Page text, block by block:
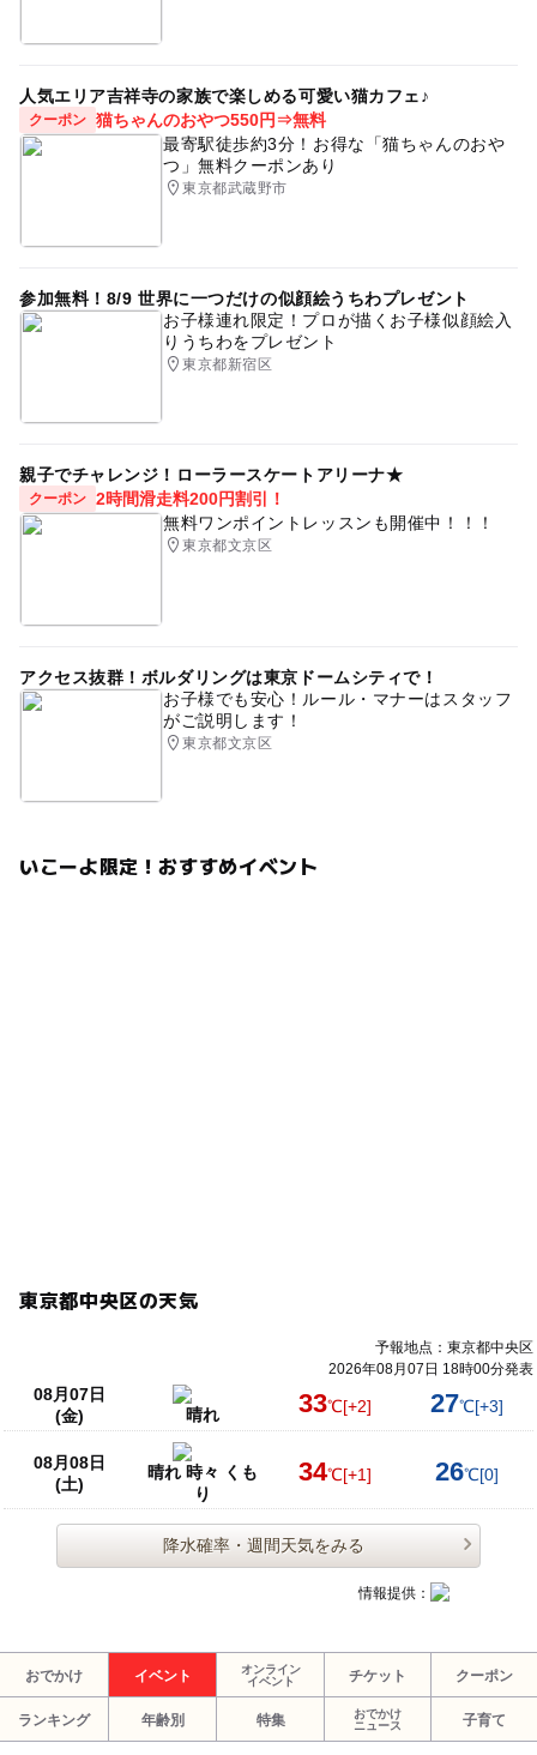
・皮膚の弱い方
・手袋で肌が荒れたことのある方
・レジンアレルギーがある方
このイベントの受付は終了しました。
予約はこちらから
人気エリア吉祥寺の家族で楽しめる可愛い猫カフェ♪
クーポン 猫ちゃんのおやつ550円⇒無料
最寄駅徒歩約3分！お得な「猫ちゃんのおや
つ」無料クーポンあり
東京都武蔵野市
参加無料！8/9 世界に一つだけの似顔絵うちわプレゼント
お子様連れ限定！プロが描くお子様似顔絵入
りうちわをプレゼント
東京都新宿区
親子でチャレンジ！ローラースケートアリーナ★
クーポン 2時間滑走料200円割引！
無料ワンポイントレッスンも開催中！！！
東京都文京区
アクセス抜群！ボルダリングは東京ドームシティで！
お子様でも安心！ルール・マナーはスタッフ
がご説明します！
東京都文京区
いこーよ限定！おすすめイベント
東京都中央区の天気
予報地点：東京都中央区
2026年08月07日 18時00分発表
08月07日
(金)
晴れ 33℃[+2] 27℃[+3]
08月08日
(土)
晴れ 時々 くも
り
34℃[+1] 26℃[0]
降水確率・週間天気をみる
情報提供：
おでかけ イベント
オンライン
イベント
チケット クーポン
ランキング 年齢別 特集
おでかけ
ニュース
子育て